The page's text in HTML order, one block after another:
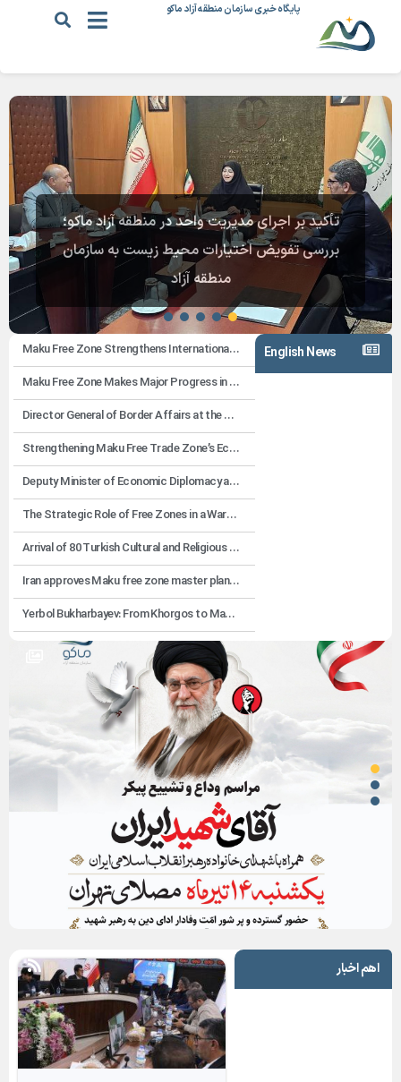
پایگاه خبری سازمان منطقه آزاد ماکو
تأکید بر اجرای مدیریت واحد در منطقه آزاد ماکو؛
بررسی تفویض اختیارات محیط زیست به سازمان
منطقه آزاد
English News
Maku Free Zone Strengthens International Ties: Exploring Mining and Trade Partnerships with Chinese Investors
Maku Free Zone Makes Major Progress in Commercial Infrastructure Development
Director General of Border Affairs at the Ministry of Interior Visits Bazargan Customs
Strengthening Maku Free Trade Zone’s Economic Cooperation with West Asian and African Markets
Deputy Minister of Economic Diplomacy at the Ministry of Foreign Affairs Visits Trade Corridors at Bazargan Border
The Strategic Role of Free Zones in a Wartime Economy; Import of Over 620,000 Tons of Essential Goods into the Country’s Free Zones
Arrival of 80 Turkish Cultural and Religious Activists in Iran through Bazargan Border
Iran approves Maku free zone master plan, boosting China-Europe rail link
Yerbol Bukharbayev: From Khorgos to Maku, Economic Diplomacy Makes Our Future
اهم اخبار